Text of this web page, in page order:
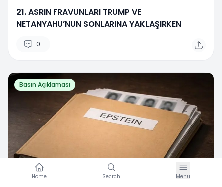
Home Search Menu
21. ASRIN FRAVUNLARI TRUMP VE
NETANYAHU’NUN SONLARINA YAKLAŞIRKEN
0
Basın Açıklaması